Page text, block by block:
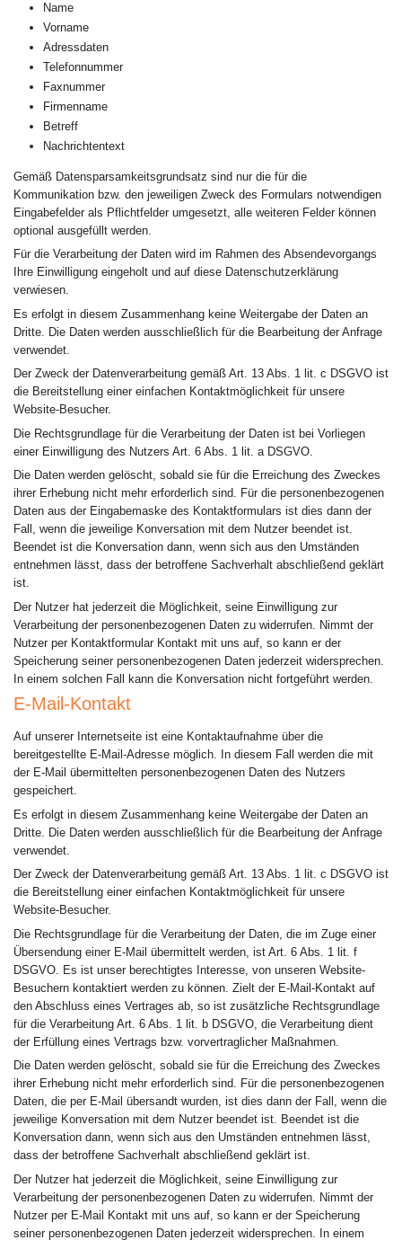
Name
Vorname
Adressdaten
Telefonnummer
Faxnummer
Firmenname
Betreff
Nachrichtentext
Gemäß Datensparsamkeitsgrundsatz sind nur die für die
Kommunikation bzw. den jeweiligen Zweck des Formulars notwendigen
Eingabefelder als Pflichtfelder umgesetzt, alle weiteren Felder können
optional ausgefüllt werden.
Für die Verarbeitung der Daten wird im Rahmen des Absendevorgangs
Ihre Einwilligung eingeholt und auf diese Datenschutzerklärung
verwiesen.
Es erfolgt in diesem Zusammenhang keine Weitergabe der Daten an
Dritte. Die Daten werden ausschließlich für die Bearbeitung der Anfrage
verwendet.
Der Zweck der Datenverarbeitung gemäß Art. 13 Abs. 1 lit. c DSGVO ist
die Bereitstellung einer einfachen Kontaktmöglichkeit für unsere
Website-Besucher.
Die Rechtsgrundlage für die Verarbeitung der Daten ist bei Vorliegen
einer Einwilligung des Nutzers Art. 6 Abs. 1 lit. a DSGVO.
Die Daten werden gelöscht, sobald sie für die Erreichung des Zweckes
ihrer Erhebung nicht mehr erforderlich sind. Für die personenbezogenen
Daten aus der Eingabemaske des Kontaktformulars ist dies dann der
Fall, wenn die jeweilige Konversation mit dem Nutzer beendet ist.
Beendet ist die Konversation dann, wenn sich aus den Umständen
entnehmen lässt, dass der betroffene Sachverhalt abschließend geklärt
ist.
Der Nutzer hat jederzeit die Möglichkeit, seine Einwilligung zur
Verarbeitung der personenbezogenen Daten zu widerrufen. Nimmt der
Nutzer per Kontaktformular Kontakt mit uns auf, so kann er der
Speicherung seiner personenbezogenen Daten jederzeit widersprechen.
In einem solchen Fall kann die Konversation nicht fortgeführt werden.
E-Mail-Kontakt
Auf unserer Internetseite ist eine Kontaktaufnahme über die
bereitgestellte E-Mail-Adresse möglich. In diesem Fall werden die mit
der E-Mail übermittelten personenbezogenen Daten des Nutzers
gespeichert.
Es erfolgt in diesem Zusammenhang keine Weitergabe der Daten an
Dritte. Die Daten werden ausschließlich für die Bearbeitung der Anfrage
verwendet.
Der Zweck der Datenverarbeitung gemäß Art. 13 Abs. 1 lit. c DSGVO ist
die Bereitstellung einer einfachen Kontaktmöglichkeit für unsere
Website-Besucher.
Die Rechtsgrundlage für die Verarbeitung der Daten, die im Zuge einer
Übersendung einer E-Mail übermittelt werden, ist Art. 6 Abs. 1 lit. f
DSGVO. Es ist unser berechtigtes Interesse, von unseren Website-
Besuchern kontaktiert werden zu können. Zielt der E-Mail-Kontakt auf
den Abschluss eines Vertrages ab, so ist zusätzliche Rechtsgrundlage
für die Verarbeitung Art. 6 Abs. 1 lit. b DSGVO, die Verarbeitung dient
der Erfüllung eines Vertrags bzw. vorvertraglicher Maßnahmen.
Die Daten werden gelöscht, sobald sie für die Erreichung des Zweckes
ihrer Erhebung nicht mehr erforderlich sind. Für die personenbezogenen
Daten, die per E-Mail übersandt wurden, ist dies dann der Fall, wenn die
jeweilige Konversation mit dem Nutzer beendet ist. Beendet ist die
Konversation dann, wenn sich aus den Umständen entnehmen lässt,
dass der betroffene Sachverhalt abschließend geklärt ist.
Der Nutzer hat jederzeit die Möglichkeit, seine Einwilligung zur
Verarbeitung der personenbezogenen Daten zu widerrufen. Nimmt der
Nutzer per E-Mail Kontakt mit uns auf, so kann er der Speicherung
seiner personenbezogenen Daten jederzeit widersprechen. In einem